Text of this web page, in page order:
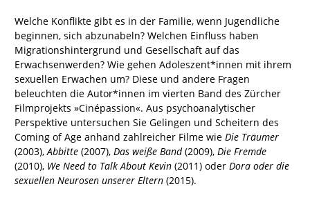
Welche Konflikte gibt es in der Familie, wenn Jugendliche
beginnen, sich abzunabeln? Welchen Einfluss haben
Migrationshintergrund und Gesellschaft auf das
Erwachsenwerden? Wie gehen Adoleszent*innen mit ihrem
sexuellen Erwachen um? Diese und andere Fragen
beleuchten die Autor*innen im vierten Band des Zürcher
Filmprojekts »Cinépassion«. Aus psychoanalytischer
Perspektive untersuchen Sie Gelingen und Scheitern des
Coming of Age anhand zahlreicher Filme wie Die Träumer
(2003),Abbitte (2007), Das weiße Band(2009), Die Fremde
(2010), We Need to Talk About Kevin (2011) oder Dora oder die
sexuellen Neurosen unserer Eltern (2015).